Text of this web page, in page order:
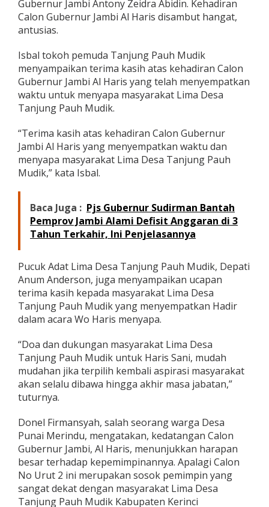
n
D
u
n
g
a
n
k
H
a
r
i
s
a
i
Gubernur Jambi Antony Zeidra Abidin. Kehadiran
Calon Gubernur Jambi Al Haris disambut hangat,
antusias.
Isbal tokoh pemuda Tanjung Pauh Mudik
menyampaikan terima kasih atas kehadiran Calon
Gubernur Jambi Al Haris yang telah menyempatkan
waktu untuk menyapa masyarakat Lima Desa
Tanjung Pauh Mudik.
“Terima kasih atas kehadiran Calon Gubernur
Jambi Al Haris yang menyempatkan waktu dan
menyapa masyarakat Lima Desa Tanjung Pauh
Mudik,” kata Isbal.
Baca Juga : Pjs Gubernur Sudirman Bantah
Pemprov Jambi Alami Defisit Anggaran di 3
Tahun Terkahir, Ini Penjelasannya
Pucuk Adat Lima Desa Tanjung Pauh Mudik, Depati
Anum Anderson, juga menyampaikan ucapan
terima kasih kepada masyarakat Lima Desa
Tanjung Pauh Mudik yang menyempatkan Hadir
dalam acara Wo Haris menyapa.
“Doa dan dukungan masyarakat Lima Desa
Tanjung Pauh Mudik untuk Haris Sani, mudah
mudahan jika terpilih kembali aspirasi masyarakat
akan selalu dibawa hingga akhir masa jabatan,”
tuturnya.
Donel Firmansyah, salah seorang warga Desa
Punai Merindu, mengatakan, kedatangan Calon
Gubernur Jambi, Al Haris, menunjukkan harapan
besar terhadap kepemimpinannya. Apalagi Calon
No Urut 2 ini merupakan sosok pemimpin yang
sangat dekat dengan masyarakat Lima Desa
Tanjung Pauh Mudik Kabupaten Kerinci